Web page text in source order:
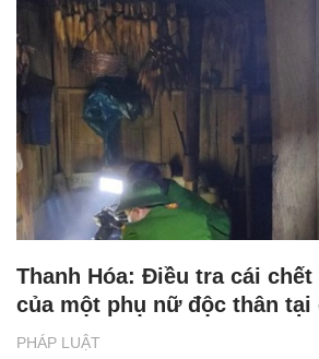
PHÁP LUẬT
Thanh Hóa: Điều tra cái
của một phụ nữ độc thân tại